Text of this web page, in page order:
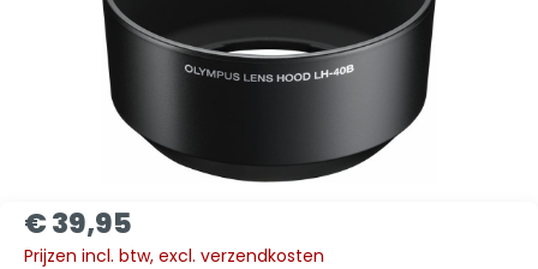
€ 39,95
Prijzen incl. btw, excl. verzendkosten